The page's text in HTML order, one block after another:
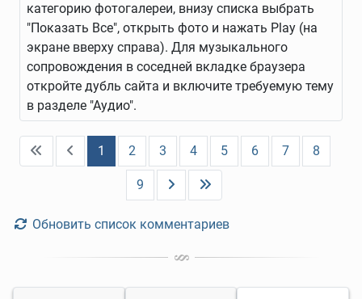
категорию фотогалереи, внизу списка выбрать
"Показать Все", открыть фото и нажать Play (на
экране вверху справа). Для музыкального
сопровождения в соседней вкладке браузера
откройте дубль сайта и включите требуемую тему
в разделе "Аудио".
1 2 3 4 5 6 7 8
9
Обновить список комментариев